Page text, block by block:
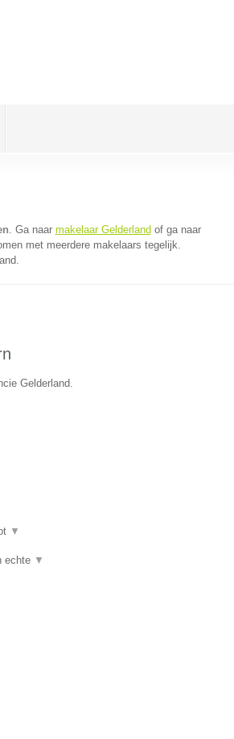
. Ga naar makelaar Gelderland of ga naar
met meerdere makelaars tegelijk.
Gelderland.
▼
echte ▼